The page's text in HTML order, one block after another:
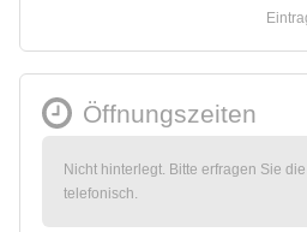
Öffnungszeiten
Nicht hinterlegt. Bitte erfragen Sie
telefonisch.